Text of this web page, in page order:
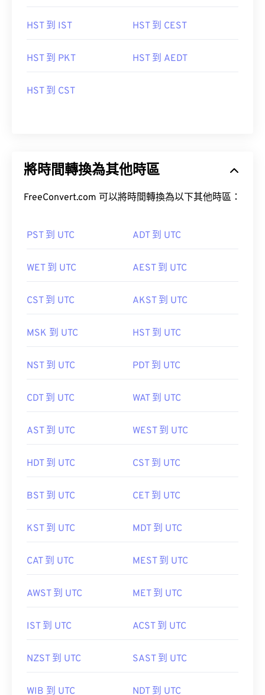
HST 到 IST HST 到 CEST
HST 到 PKT HST 到 AEDT
HST 到 CST
將時間轉換為其他時區
FreeConvert.com 可以將時間轉換為以下其他時區：
PST 到 UTC ADT 到 UTC
WET 到 UTC AEST 到 UTC
CST 到 UTC AKST 到 UTC
MSK 到 UTC HST 到 UTC
NST 到 UTC PDT 到 UTC
CDT 到 UTC WAT 到 UTC
AST 到 UTC WEST 到 UTC
HDT 到 UTC CST 到 UTC
BST 到 UTC CET 到 UTC
KST 到 UTC MDT 到 UTC
CAT 到 UTC MEST 到 UTC
AWST 到 UTC MET 到 UTC
IST 到 UTC ACST 到 UTC
NZST 到 UTC SAST 到 UTC
WIB 到 UTC NDT 到 UTC